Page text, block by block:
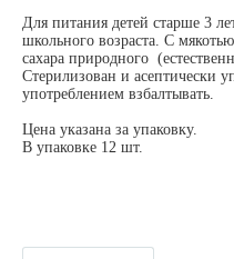
Для питания детей старше 3
школьного возраста. С
сахара природного
Стерилизован и асептически
употреблением взбалтывать.
Цена указана за упаковку.
В упаковке 12 шт.